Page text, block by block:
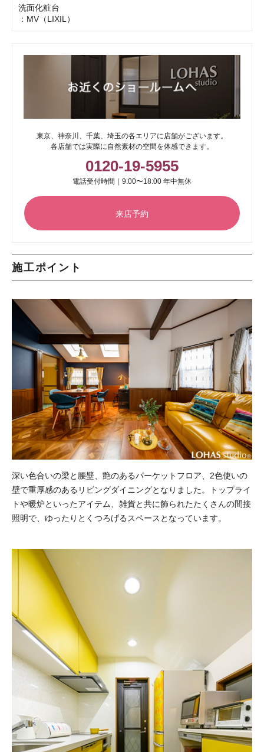
洗面化粧台
：MV（LIXIL）
東京、神奈川、千葉、埼玉の各エリアに店舗がございます。
各店舗では実際に自然素材の空間を体感できます。
0120-19-5955
電話受付時間｜9:00〜18:00 年中無休
来店予約
施工ポイント
深い色合いの梁と腰壁、艶のあるパーケットフロア、2色使いの
壁で重厚感のあるリビングダイニングとなりました。トップライ
トや暖炉といったアイテム、雑貨と共に飾られたたくさんの間接
照明で、ゆったりとくつろげるスペースとなっています。